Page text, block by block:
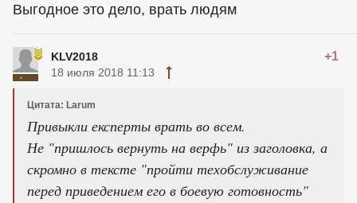
Выгодное это дело, врать людям
KLV2018 +1
18 июля 2018 11:13
Цитата: Larum
Привыкли експерты врать во всем.
Не "пришлось вернуть на верфь" из заголовка, а
скромно в тексте "пройти техобслуживание
перед приведением его в боевую готовность"